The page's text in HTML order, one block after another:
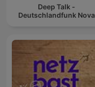
Deep Talk -
Deutschlandfunk Nova